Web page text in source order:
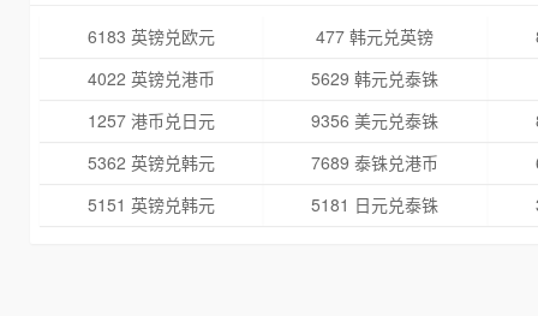
6183 英镑兑欧元 477 韩元兑英镑
4022 英镑兑港币
5629 韩元兑泰铢
1257 港币兑日元
9356 美元兑泰铢
5362 英镑兑韩元
7689 泰铢兑港币
5151 英镑兑韩元
5181 日元兑泰铢